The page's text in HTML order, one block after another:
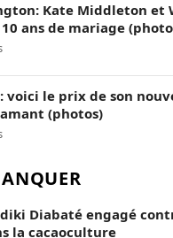
Kate Middleton et
ans de mariage
voici le prix de son
(photos)
Diabaté engagé
la cacaoculture